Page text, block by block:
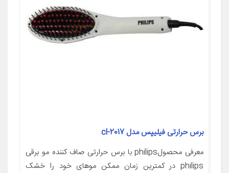
برس حرارتی فیلیپس مدل cl-2017
معرفی محصولphilips با برس حرارتی صاف کننده مو برقی
philips در کمترین زمان ممکن موهای خود را خشک